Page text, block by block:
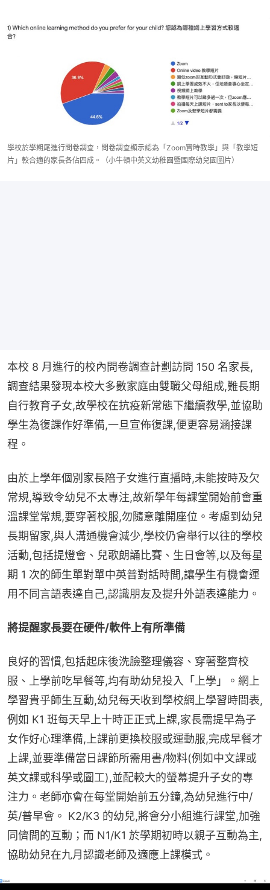
學校於學期尾進行問卷調查，問卷調查顯示認為「Zoom實時教學」與「教學短
片」較合適的家長各佔四成。（小牛頓中英文幼稚園暨國際幼兒園圖片）
本校 8 月進行的校內問卷調查計劃訪問 150 名家長,
調查結果發現本校大多數家庭由雙職父母組成,難長期
自行教育子女,故學校在抗疫新常態下繼續教學,並協助
學生為復課作好準備,一旦宣佈復課,便更容易涵接課
程。
由於上學年個別家長陪子女進行直播時,未能按時及欠
常規,導致令幼兒不太專注,故新學年每課堂開始前會重
溫課堂常規,要穿著校服,勿隨意離開座位。考慮到幼兒
長期留家,與人溝通機會減少,學校仍會舉行以往的學校
活動,包括提燈會、兒歌朗誦比賽、生日會等,以及每星
期 1 次的師生單對單中英普對話時間,讓學生有機會運
用不同言語表達自己,認識朋友及提升外語表達能力。
將提醒家長要在硬件/軟件上有所準備
良好的習慣,包括起床後洗臉整理儀容、穿著整齊校
服、上學前吃早餐等,均有助幼兒投入「上學」。網上
學習貴乎師生互動,幼兒每天收到學校網上學習時間表,
例如 K1 班每天早上十時正正式上課,家長需提早為子
女作好心理準備,上課前更換校服或運動服,完成早餐才
上課,並要準備當日課節所需用書/物料(例如中文課或
英文課或科學或圖工),並配較大的螢幕提升子女的專
注力。老師亦會在每堂開始前五分鐘,為幼兒進行中/
英/普早會。 K2/K3 的幼兒,將會分小組進行課堂,加強
同儕間的互動；而 N1/K1 於學期初時以親子互動為主,
協助幼兒在九月認識老師及適應上課模式。